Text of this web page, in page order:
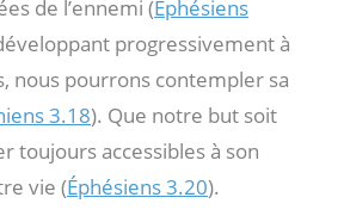
de l’ennemi (Éphésiens
progressivement à
nous pourrons contempler sa
3.18). Que notre but soit
toujours accessibles à son
vie (Éphésiens 3.20).